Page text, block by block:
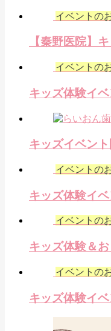
イベントの
【秦野医院】
イベントの
キッズ体験イ
キッズイベン
イベントの
キッズ体験イ
イベントの
キッズ体験＆
イベントの
キッズ体験イベ